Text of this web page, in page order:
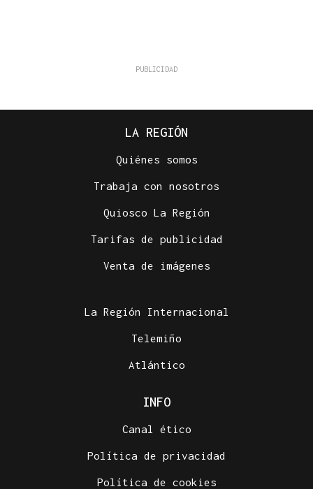
LA REGIÓN
Quiénes somos
Trabaja con nosotros
Quiosco La Región
Tarifas de publicidad
Venta de imágenes
La Región Internacional
Telemiño
Atlántico
INFO
Canal ético
Política de privacidad
Política de cookies